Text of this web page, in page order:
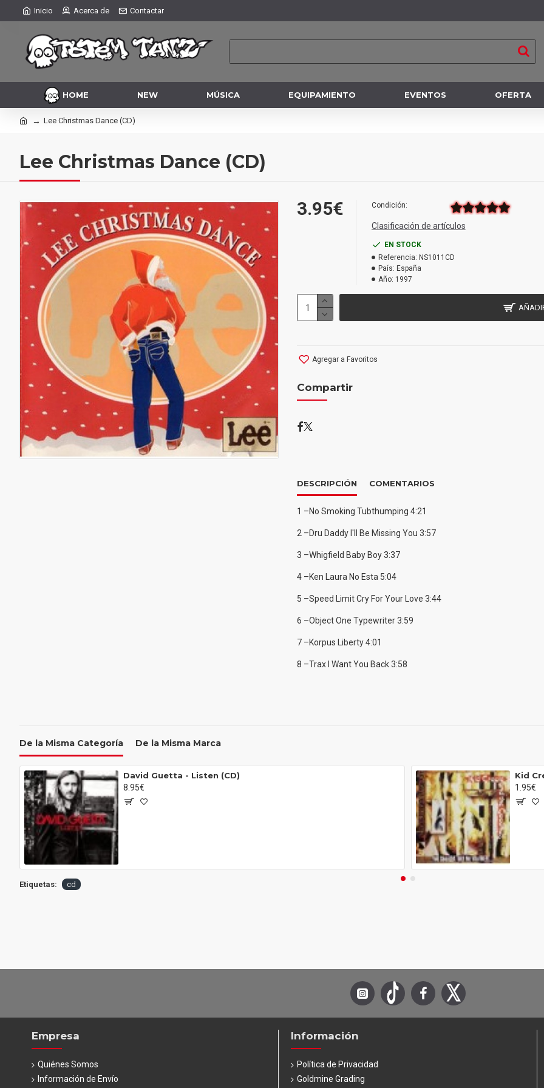
Inicio Acerca de Contactar
HOME NEW MÚSICA EQUIPAMIENTO EVENTOS OFERTA
Lee Christmas Dance (CD)
Lee Christmas Dance (CD)
3.95€ Condición:
Clasificación de artículos
EN STOCK
Referencia: NS1011CD
País: España
Año: 1997
Agregar a Favoritos
Compartir
DESCRIPCIÓN COMENTARIOS
1 –No Smoking Tubthumping 4:21
2 –Dru Daddy I'll Be Missing You 3:57
3 –Whigfield Baby Boy 3:37
4 –Ken Laura No Esta 5:04
5 –Speed Limit Cry For Your Love 3:44
6 –Object One Typewriter 3:59
7 –Korpus Liberty 4:01
8 –Trax I Want You Back 3:58
De la Misma Categoría De la Misma Marca
David Guetta - Listen (CD)
8.95€
1.95€
Etiquetas: cd
Empresa
Quiénes Somos
Información de Envío
Información
Política de Privacidad
Goldmine Grading